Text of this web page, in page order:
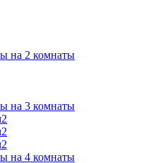
на 2 комнаты
на 3 комнаты
на 4 комнаты